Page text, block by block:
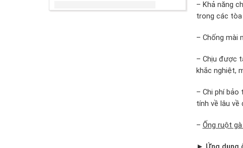
– Khả năng
trong các
– Chống mài
– Chịu được
khắc nghiệt,
– Chi phí
tính về lâu
– Ống ruột